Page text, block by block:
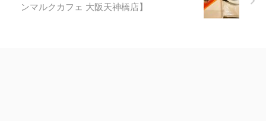
ンマルクカフェ 大阪天神橋店】